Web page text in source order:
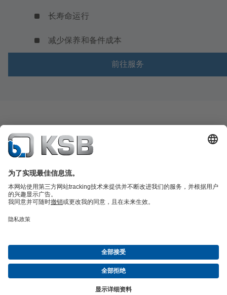
长寿命运行
减少保养和备件成本
前往服务
产品目录备件凯士比技术服务购物车软件与技术知识
建筑技术
新闻社交媒体